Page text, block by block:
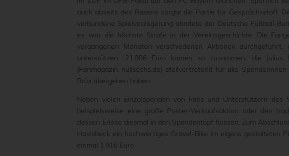
auch abseits des Rasens sorgte die Partie für Gesprächsstoff.
verbundene Spielverzögerung ahndete der Deutsche Fußball-
es war die höchste Strafe in der Vereinsgeschichte. Die
vergangenen Monaten verschiedenen Aktionen
unterstützen. 21.906 Euro kamen so zusammen, die Julius
(Fanmagazin nullsechs.de) stellvertretend für alle
Brüx übergeben haben.
Neben vielen Einzelspenden von Fans und Unterstützern
beispielsweise eine große Poster-Verkaufsaktion oder den
dessen Erlöse diesmal in den Spendentopf flossen. Zum
Havixbeck ein hochwertiges Gravel-Bike im eigens gestalteten
einmal 1.916 Euro.